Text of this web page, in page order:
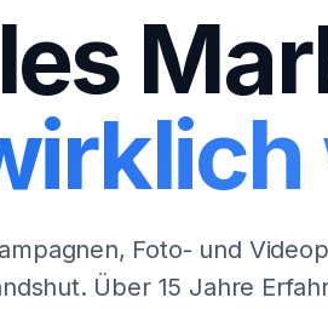
Foto- und
Über 15 Jahre